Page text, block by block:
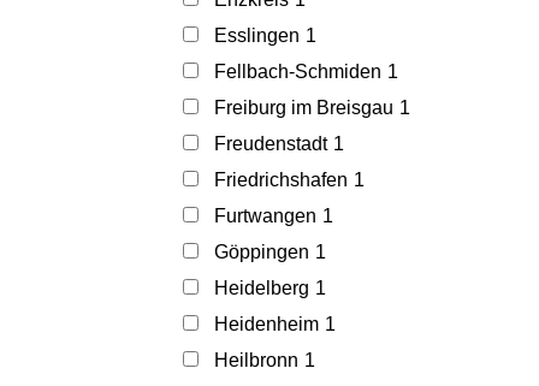
Esslingen 1
Fellbach-Schmiden 1
Freiburg im Breisgau 1
Freudenstadt 1
Friedrichshafen 1
Furtwangen 1
Göppingen 1
Heidelberg 1
Heidenheim 1
Heilbronn 1